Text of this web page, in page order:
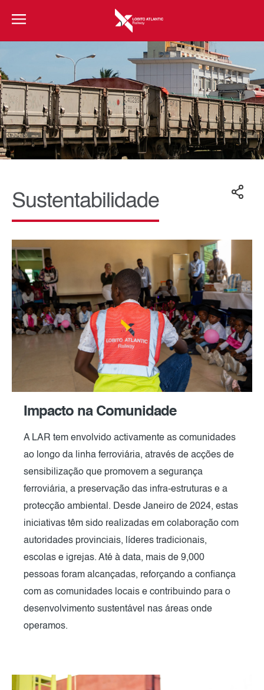
Sustentabilidade
Impacto na Comunidade
A LAR tem envolvido activamente as comunidades
ao longo da linha ferroviária, através de acções de
sensibilização que promovem a segurança
ferroviária, a preservação das infra-estruturas e a
protecção ambiental. Desde Janeiro de 2024, estas
iniciativas têm sido realizadas em colaboração com
autoridades provinciais, líderes tradicionais,
escolas e igrejas. Até à data, mais de 9,000
pessoas foram alcançadas, reforçando a confiança
com as comunidades locais e contribuindo para o
desenvolvimento sustentável nas áreas onde
operamos.